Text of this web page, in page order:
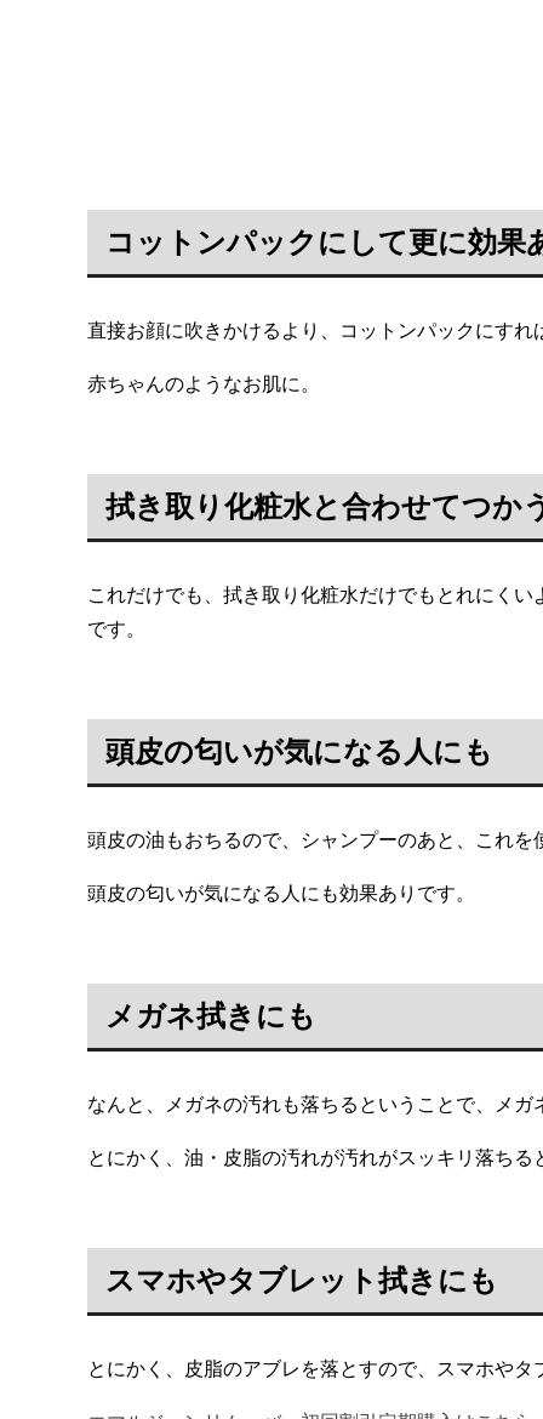
コットンパックにして更に効果
直接お顔に吹きかけるより、コットンパックにすれ
赤ちゃんのようなお肌に。
拭き取り化粧水と合わせてつか
これだけでも、拭き取り化粧水だけでもとれにく
です。
頭皮の匂いが気になる人にも
頭皮の油もおちるので、シャンプーのあと、これを
頭皮の匂いが気になる人にも効果ありです。
メガネ拭きにも
なんと、メガネの汚れも落ちるということで、メガ
とにかく、油・皮脂の汚れが汚れがスッキリ落ちる
スマホやタブレット拭きにも
とにかく、皮脂のアブレを落とすので、スマホやタ